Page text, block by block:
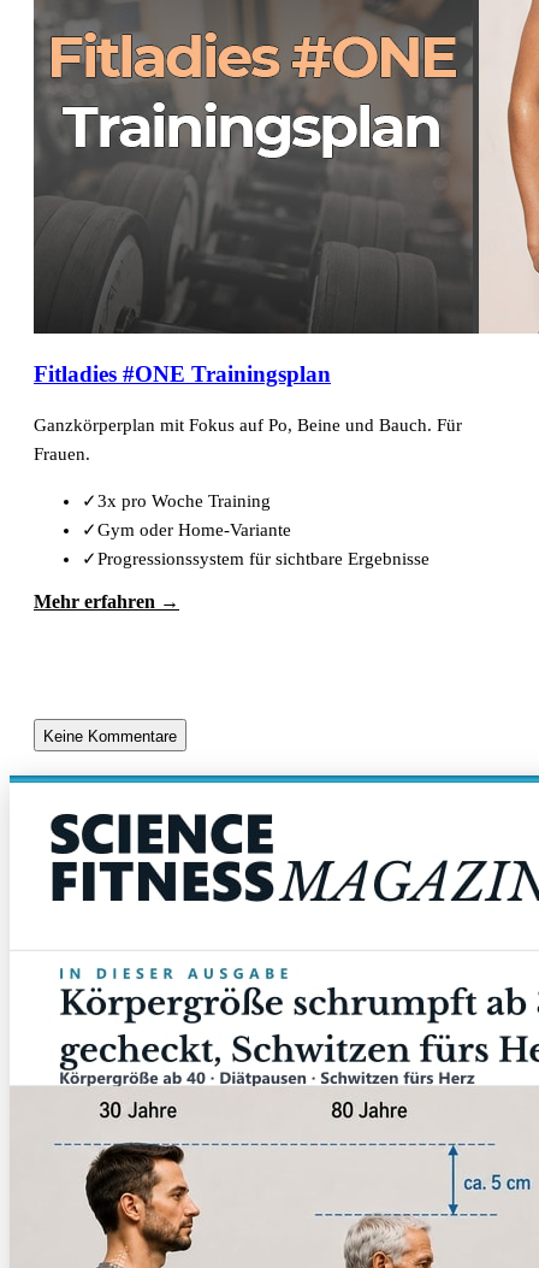
Fitladies #ONE Trainingsplan
Ganzkörperplan mit Fokus auf Po, Beine und Bauch. Für
Frauen.
✓3x pro Woche Training
✓Gym oder Home-Variante
✓Progressionssystem für sichtbare Ergebnisse
Mehr erfahren →
Keine Kommentare